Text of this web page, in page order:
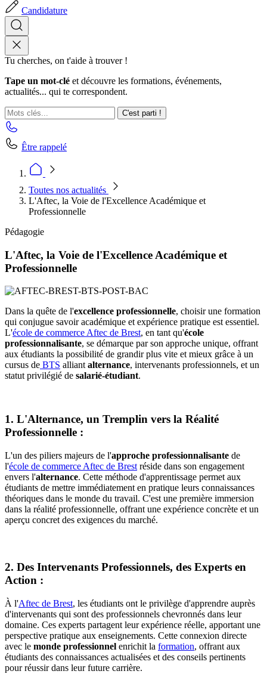
Candidature
Tu cherches, on t'aide à trouver !
Tape un mot-clé et découvre les formations, événements,
actualités... qui te correspondent.
C'est parti !
Être rappelé
Toutes nos actualités
L'Aftec, la Voie de l'Excellence Académique et
Professionnelle
Pédagogie
L'Aftec, la Voie de l'Excellence Académique et
Professionnelle
Dans la quête de l'excellence professionnelle, choisir une formation
qui conjugue savoir académique et expérience pratique est essentiel.
L'école de commerce Aftec de Brest, en tant qu'école
professionnalisante, se démarque par son approche unique, offrant
aux étudiants la possibilité de grandir plus vite et mieux grâce à un
cursus de BTS alliantalternance, intervenants professionnels, et un
statut privilégié de salarié-étudiant.
1. L'Alternance, un Tremplin vers la Réalité
Professionnelle :
L'un des piliers majeurs de l'approche professionnalisante de
l'école de commerce Aftec de Brest réside dans son engagement
envers l'alternance. Cette méthode d'apprentissage permet aux
étudiants de mettre immédiatement en pratique leurs connaissances
théoriques dans le monde du travail. C'est une première immersion
dans la réalité professionnelle, offrant une expérience concrète et un
aperçu concret des exigences du marché.
2. Des Intervenants Professionnels, des Experts en
Action :
À l'Aftec de Brest, les étudiants ont le privilège d'apprendre auprès
d'intervenants qui sont des professionnels chevronnés dans leur
domaine. Ces experts partagent leur expérience réelle, apportant une
perspective pratique aux enseignements. Cette connexion directe
avec le monde professionnel enrichit la formation, offrant aux
étudiants des connaissances actualisées et des conseils pertinents
pour réussir dans leur future carrière.